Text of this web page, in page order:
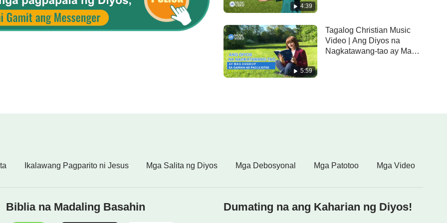
4:39
5:59
Tagalog Christian Music
Video | Ang Diyos na
Nagkatawang-tao ay Mas
Ikalawang Pagparito ni Jesus Mga Salita ng Diyos Mga Debosyonal Mga Patotoo Mga Video
Biblia na Madaling Basahin Dumating na ang Kaharian ng Diyos!